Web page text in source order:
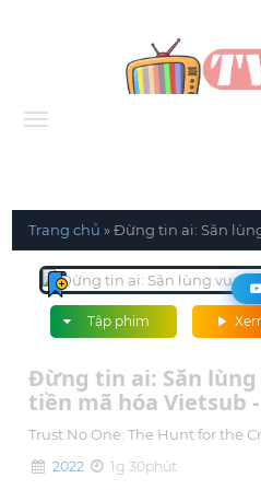
Menu
Trang chủ »Đừng tin ai: Săn
Tập phim
Đừng tin ai: Săn lùng
tiền mã hóa Vietsub -
Trust No One: The Hunt for the
2022
1g 30phút